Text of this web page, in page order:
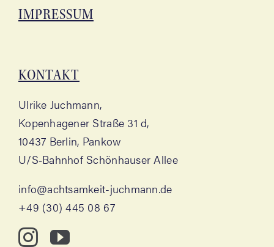
IMPRES­SUM
KON­TAKT
Ulri­ke Juchmann,
Kopen­ha­ge­ner Stra­ße 31 d,
10437 Ber­lin, Pankow
U/S‑Bahnhof Schön­hau­ser Allee
info@achtsamkeit-juchmann.de
+49 (30) 445 08 67